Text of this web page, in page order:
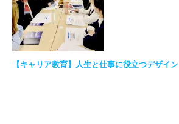
【キャリア教育】人生と仕事に役立つデザイン